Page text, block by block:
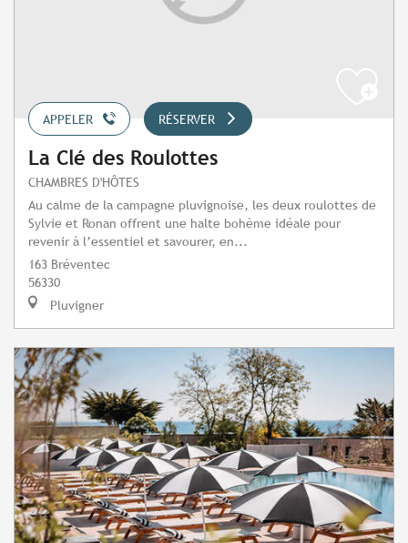
APPELER RÉSERVER
La Clé des Roulottes
CHAMBRES D'HÔTES
Au calme de la campagne pluvignoise, les deux roulottes de
Sylvie et Ronan offrent une halte bohème idéale pour
revenir à l’essentiel et savourer, en...
163 Bréventec
56330
Pluvigner